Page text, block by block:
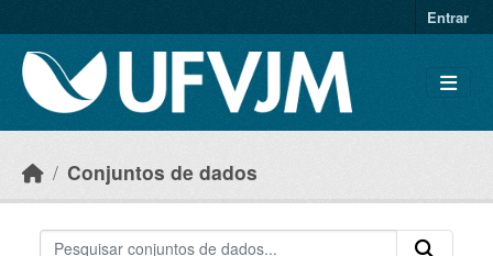
Entrar
Conjuntos de dados